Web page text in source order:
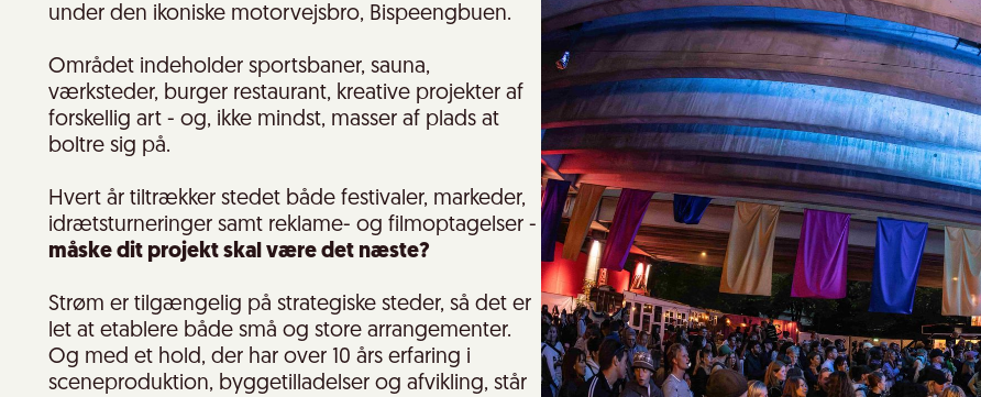
under den ikoniske motorvejsbro, Bispeengbuen.
Området indeholder sportsbaner, sauna,
værksteder, burger restaurant, kreative projekter af
forskellig art - og, ikke mindst, masser af plads at
boltre sig på.
Hvert år tiltrækker stedet både festivaler, markeder,
idrætsturneringer samt reklame- og filmoptagelser -
måske dit projekt skal være det næste?
Strøm er tilgængelig på strategiske steder, så det er
let at etablere både små og store arrangementer.
Og med et hold, der har over 10 års erfaring i
sceneproduktion, byggetilladelser og afvikling, står